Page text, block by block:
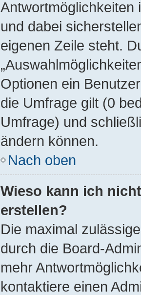
Antwortmöglichkeiten
und dabei
eigenen Zeile steht.
Optionen ein
die Umfrage gilt (0
Umfrage) und
ändern können.
Nach oben
Wieso kann ich
erstellen?
Die maximal
durch die Board-
mehr
kontaktiere einen